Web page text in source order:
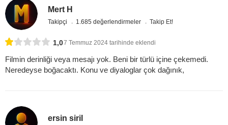
Mert H
Takipçi 1.685 değerlendirmeler Takip Et!
1,07 Temmuz 2024 tarihinde eklendi
Filmin derinliği veya mesajı yok. Beni bir türlü içine çekemedi.
Neredeyse boğacaktı. Konu ve diyaloglar çok dağınık,
ersin siril